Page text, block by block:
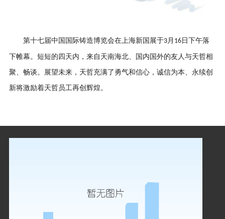
第十七届中国国际铸造博览会在上海新国展于3月 16日下午落
下帷幕。短短的四天内，来自天南海北、国内国外的友人与天哲相
聚、畅谈。展望未来，天哲充满了勇气和信心，诚信为本、永续创
新将激励着天哲员工再创辉煌。